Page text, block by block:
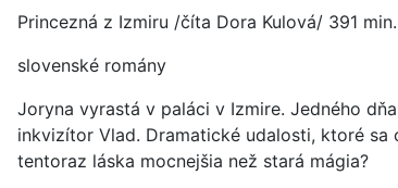
Princezná z Izmiru /číta Dora Kulová/ 391 min.
slovenské romány
Joryna vyrastá v paláci v Izmire. Jedného
inkvizítor Vlad. Dramatické udalosti, ktoré sa
tentoraz láska mocnejšia než stará mágia?